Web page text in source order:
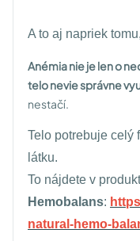
A to aj napriek
Anémia nie je len o
telo nevie správne
nestačí.
Telo potrebuje celý
látku.
To nájdete v
Hemobalans:
natural-hemo-